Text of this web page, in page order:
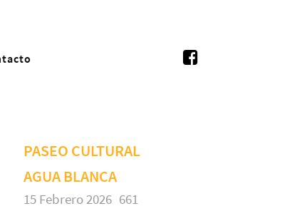
PASEO CULTURAL
AGUA BLANCA
15 Febrero 2026 661